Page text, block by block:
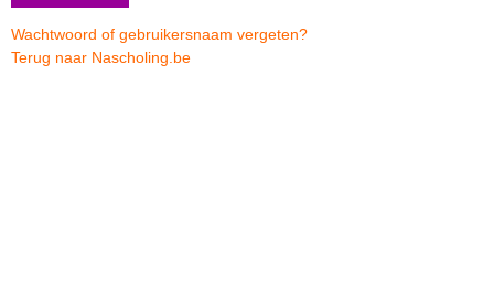
Wachtwoord of gebruikersnaam vergeten?
Terug naar Nascholing.be